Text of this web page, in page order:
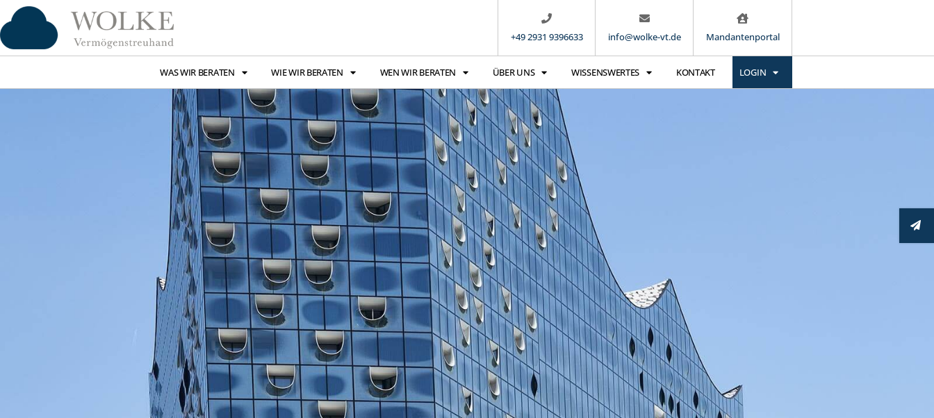
+49 2931 9396633 info@wolke-vt.de Mandantenportal
WAS WIR BERATEN WIE WIR BERATEN WEN WIR BERATEN ÜBER UNS WISSENSWERTES KONTAKT LOGIN